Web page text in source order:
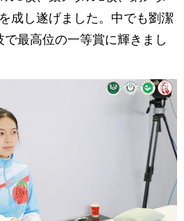
成し遂げました。中でも劉潔
最高位の一等賞に輝きまし